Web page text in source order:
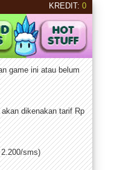
KREDIT: 0
game ini atau belum
dikenakan tarif Rp
sms)